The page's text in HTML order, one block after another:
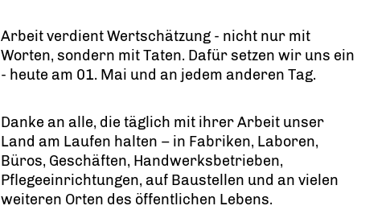
Arbeit verdient Wertschätzung - nicht nur mit
Worten, sondern mit Taten. Dafür setzen wir uns ein
- heute am 01. Mai und an jedem anderen Tag.
Danke an alle, die täglich mit ihrer Arbeit unser
Land am Laufen halten – in Fabriken, Laboren,
Büros, Geschäften, Handwerksbetrieben,
Pflegeeinrichtungen, auf Baustellen und an vielen
weiteren Orten des öffentlichen Lebens.